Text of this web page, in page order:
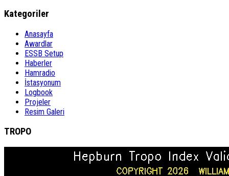
Kategoriler
Anasayfa
Awardlar
ESSB Setup
Haberler
Hamradio
İstasyonum
Logbook
Projeler
Resim Galeri
TROPO